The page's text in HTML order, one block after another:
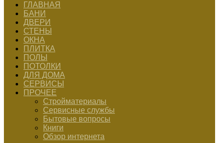
ГЛАВНАЯ
БАНИ
ДВЕРИ
СТЕНЫ
ОКНА
ПЛИТКА
ПОЛЫ
ПОТОЛКИ
ДЛЯ ДОМА
СЕРВИСЫ
ПРОЧЕЕ
Стройматериалы
Сервисные службы
Бытовые вопросы
Книги
Обзор интернета